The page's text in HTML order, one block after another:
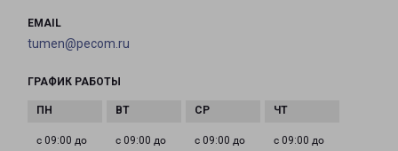
EMAIL
tumen@pecom.ru
ГРАФИК РАБОТЫ
с 09:00 до
с 09:00 до
с 09:00 до
с 09:00 до